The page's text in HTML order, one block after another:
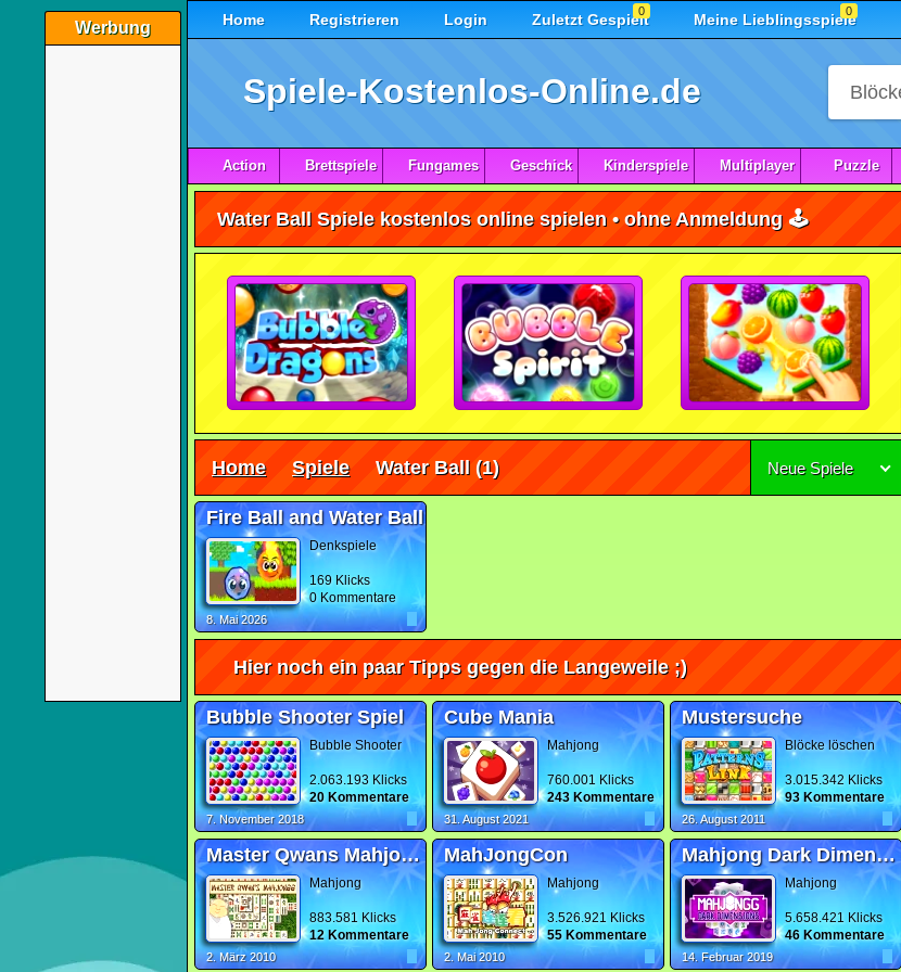
Werbung Home Registrieren Login Zuletzt Gespielt
0 Meine Lieblingsspiele
0
Spiele-Kostenlos-Online.de
Action Brettspiele Fungames Geschick Kinderspiele Multiplayer Puzzle
Water Ball Spiele kostenlos online spielen • ohne Anmeldung 🕹️
Home Spiele Water Ball (1) Neue Spiele
Fire Ball and Water Ball
Denkspiele
169 Klicks
0 Kommentare
8. Mai 2026
Hier noch ein paar Tipps gegen die Langeweile ;)
Bubble Shooter Spiel
Bubble Shooter
2.063.193 Klicks
20 Kommentare
7. November 2018
Cube Mania
Mahjong
760.001 Klicks
243 Kommentare
31. August 2021
Mustersuche
Blöcke löschen
3.015.342 Klicks
93 Kommentare
26. August 2011
Master Qwans Mahjongg
Mahjong
883.581 Klicks
12 Kommentare
2. März 2010
MahJongCon
Mahjong
3.526.921 Klicks
55 Kommentare
2. Mai 2010
Mahjong Dark Dimensions Triple Time
Mahjong
5.658.421 Klicks
46 Kommentare
14. Februar 2019